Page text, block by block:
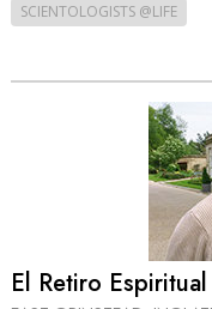
SCIENTOLOGISTS @LIFE
El Retiro